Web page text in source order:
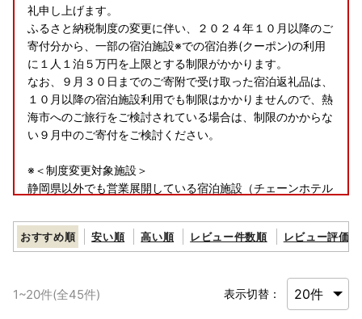
礼申し上げます。
ふるさと納税制度の変更に伴い、２０２４年１０月以降のご
寄付分から、一部の宿泊施設※での宿泊券(クーポン)の利用
に１人１泊５万円を上限とする制限がかかります。
なお、９月３０日までのご寄附で受け取った宿泊返礼品は、
１０月以降の宿泊施設利用でも制限はかかりませんので、熱
海市へのご旅行をご検討されている場合は、制限のかからな
い９月中のご寄付をご検討ください。
※＜制度変更対象施設＞
静岡県以外でも営業展開している宿泊施設（チェーンホテル
おすすめ順 安い順 高い順 レビュー件数順 レビュー評価順
1~20件(全45件) 表示切替：